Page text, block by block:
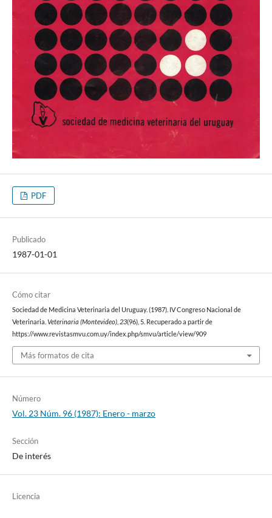
PDF
Publicado
1987-01-01
Cómo citar
Sociedad de Medicina Veterinaria del Uruguay. (1987). IV Congreso Nacional de
Veterinaria. Veterinaria (Montevideo), 23(96), 5. Recuperado a partir de
https://www.revistasmvu.com.uy/index.php/smvu/article/view/909
Más formatos de cita
Número
Vol. 23 Núm. 96 (1987): Enero - marzo
Sección
De interés
Licencia